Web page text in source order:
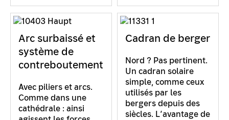
Arc surbaissé et
système de
contreboutement
Avec piliers et arcs.
Comme dans une
cathédrale : ainsi
Cadran de berger
Nord ? Pas pertinent.
Un cadran solaire
simple, comme ceux
utilisés par les
bergers depuis des
siècles. L’avantage de